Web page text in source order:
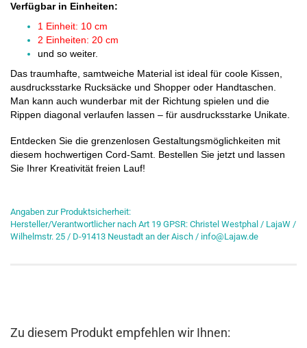
Verfügbar in Einheiten:
1 Einheit: 10 cm
2 Einheiten: 20 cm
und so weiter.
Das traumhafte, samtweiche Material ist ideal für coole Kissen,
ausdrucksstarke Rucksäcke und Shopper oder Handtaschen.
Man kann auch wunderbar mit der Richtung spielen und die
Rippen diagonal verlaufen lassen – für ausdrucksstarke Unikate.
Entdecken Sie die grenzenlosen Gestaltungsmöglichkeiten mit
diesem hochwertigen Cord-Samt. Bestellen Sie jetzt und lassen
Sie Ihrer Kreativität freien Lauf!
Angaben zur Produktsicherheit:
Hersteller/Verantwortlicher nach Art 19 GPSR: Christel Westphal / LajaW /
Wilhelmstr. 25 / D-91413 Neustadt an der Aisch / info@Lajaw.de
Zu diesem Produkt empfehlen wir Ihnen: